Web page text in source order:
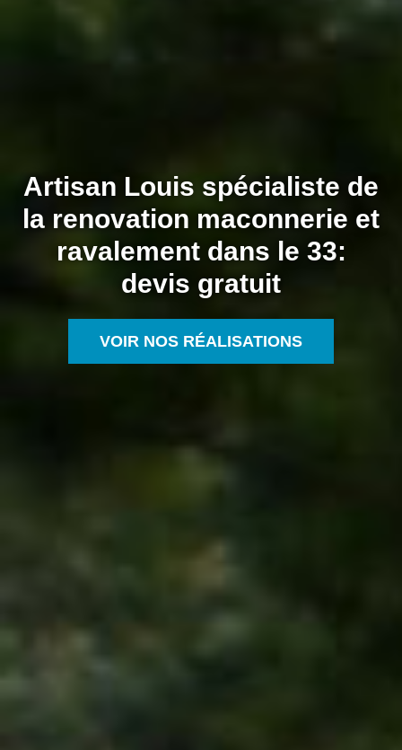
Artisan Louis spécialiste de
la renovation maconnerie et
ravalement dans le 33:
devis gratuit
VOIR NOS RÉALISATIONS